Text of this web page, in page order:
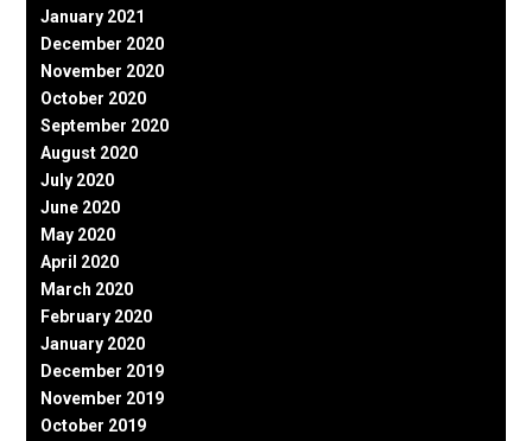
January 2021
December 2020
November 2020
October 2020
September 2020
August 2020
July 2020
June 2020
May 2020
April 2020
March 2020
February 2020
January 2020
December 2019
November 2019
October 2019